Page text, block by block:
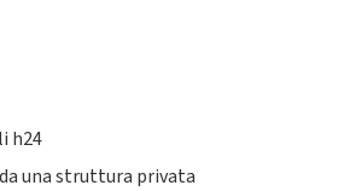
h24
una struttura privata